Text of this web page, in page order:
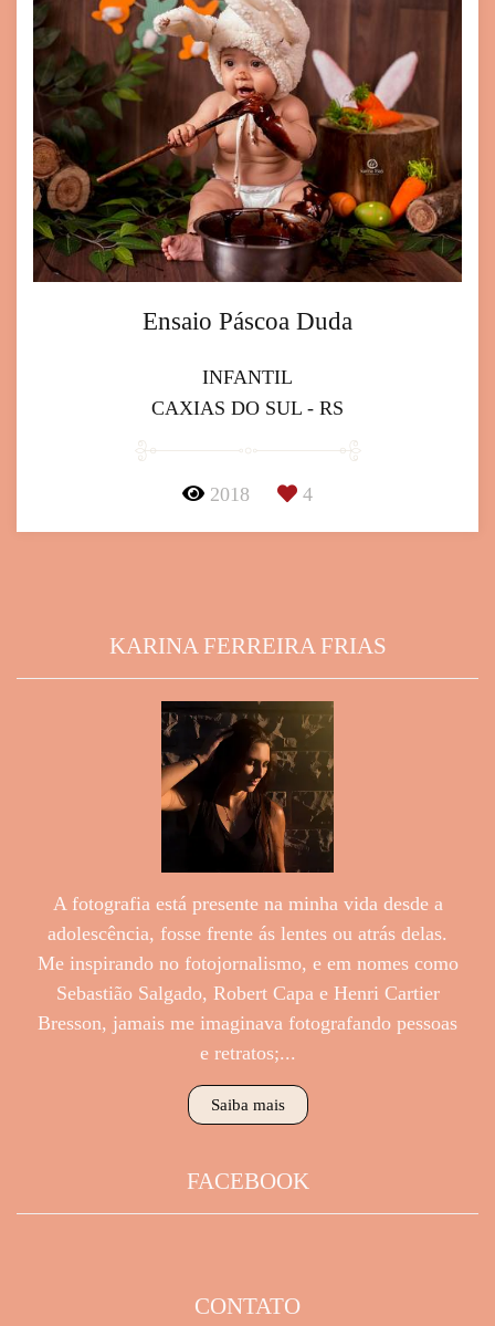
Ensaio Páscoa Duda
INFANTIL
CAXIAS DO SUL - RS
2018 4
KARINA FERREIRA FRIAS
A fotografia está presente na minha vida desde a
adolescência, fosse frente ás lentes ou atrás delas.
Me inspirando no fotojornalismo, e em nomes como
Sebastião Salgado, Robert Capa e Henri Cartier
Bresson, jamais me imaginava fotografando pessoas
e retratos;...
Saiba mais
FACEBOOK
CONTATO